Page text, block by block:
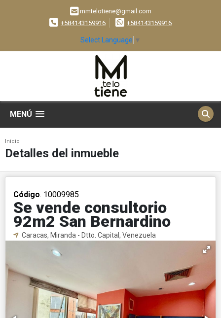
mmtelotiene@gmail.com
+584143159916
+584143159916
Select Language ▼
MENÚ
Inicio
Detalles del inmueble
Código. 10009985
Se vende consultorio
92m2 San Bernardino
Caracas, Miranda - Dtto. Capital, Venezuela